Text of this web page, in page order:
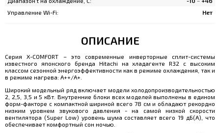
Управление Wi-Fi:
Нет
ОПИСАНИЕ
Серия X-COMFORT – это современные инверторные сплит-системы
известного японского бренда Hitachi на хладагенте R32 с высоким
классом сезонной энергоэффективности как в режиме охлаждения, так и
в режиме нагрева: А++/A+.
Широкий модельный ряд включает модели холодопроизводительностью
2, 2,5, 3,5 и 5 кВт. Внутренние блоки всех моделей выполнены в едином
форм-факторе с компактной шириной всего 78 см и обладают рекордно
низким уровнем звукового давления - на самой низкой скорости
вентилятора (Super Low) уровень шума составляет всего 19 дБ(А), что
обеспечивает комфортный сон ночью.